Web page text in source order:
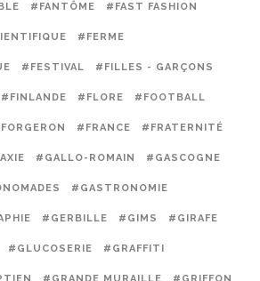
#FANTÔME #FAST FASHION
#FERME
#FESTIVAL #FILLES - GARÇONS
#FINLANDE #FLORE #FOOTBALL
#FRANCE #FRATERNITÉ
#GALLO-ROMAIN #GASCOGNE
#GASTRONOMIE
#GERBILLE #GIMS #GIRAFE
#GLUCOSERIE #GRAFFITI